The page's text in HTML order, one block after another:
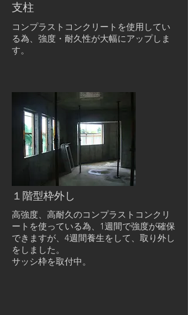
​支柱
コンプラストコンクリートを使用してい
る為、強度・耐久性が大幅にアップしま
す。
​１階型枠外し
高強度、高耐久のコンプラストコンクリ
ートを使っている為、1週間で強度が確保
できますが、4週間養生をして、取り外し
をしました。
サッシ枠を取付中。